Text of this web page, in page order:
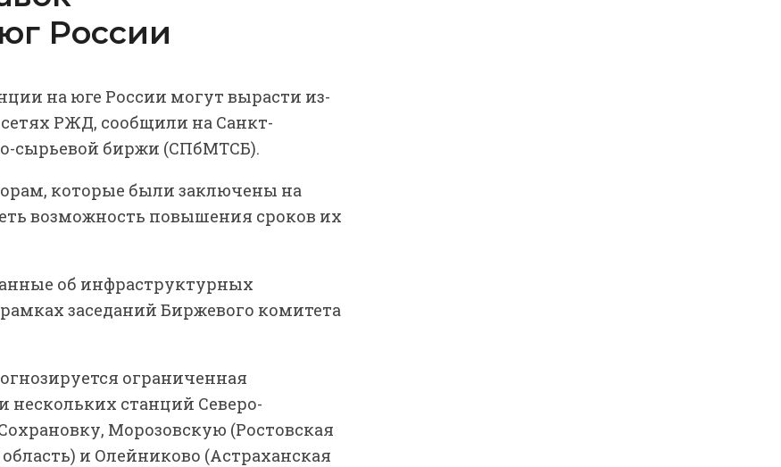
России
на юге России могут вырасти из-
РЖД, сообщили на Санкт-
сырьевой биржи (СПбМТСБ).
которые были заключены на
возможность повышения сроков их
об инфраструктурных
заседаний Биржевого комитета
ограниченная
нескольких станций Северо-
Морозовскую (Ростовская
и Олейниково (Астраханская